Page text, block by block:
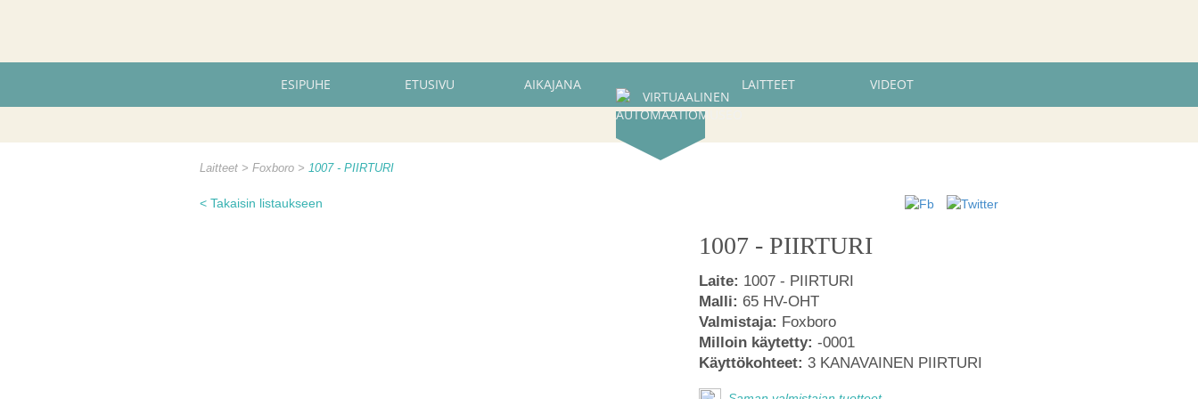
ESIPUHE ETUSIVU AIKAJANA LAITTEET VIDEOT
Laitteet Foxboro 1007 - PIIRTURI
< Takaisin listaukseen
1007 - PIIRTURI
Laite: 1007 - PIIRTURI
Malli: 65 HV-OHT
Valmistaja: Foxboro
Milloin käytetty: -0001
Käyttökohteet: 3 KANAVAINEN PIIRTURI